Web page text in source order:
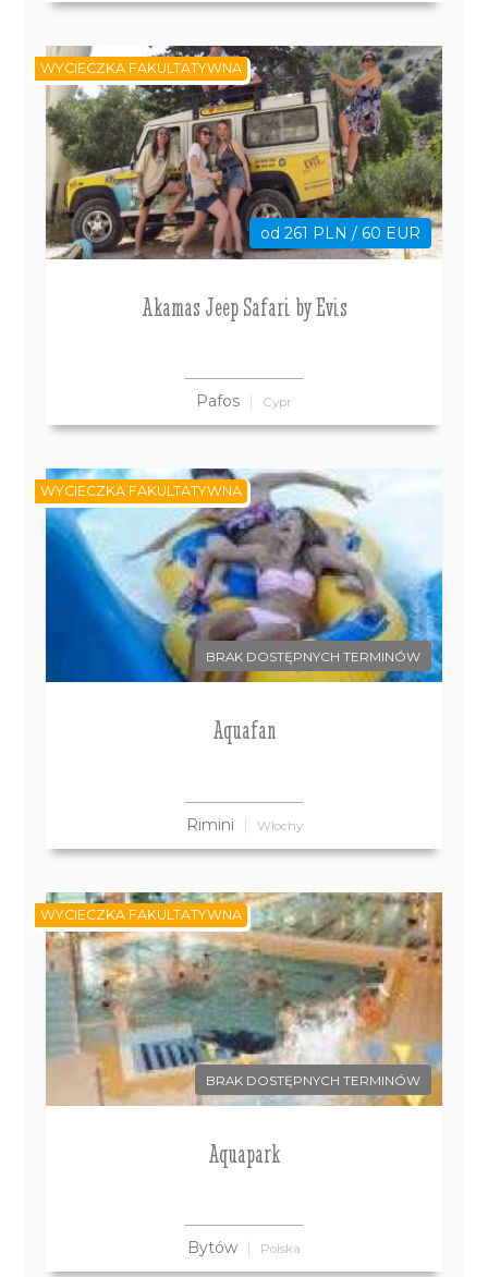
od 261 PLN / 60 EUR
Akamas Jeep Safari by Evis
Pafos Cypr
WYCIECZKA FAKULTATYWNA
BRAK DOSTĘPNYCH TERMINÓW
Aquafan
Rimini Włochy
WYCIECZKA FAKULTATYWNA
BRAK DOSTĘPNYCH TERMINÓW
Aquapark
Bytów Polska
WYCIECZKA FAKULTATYWNA